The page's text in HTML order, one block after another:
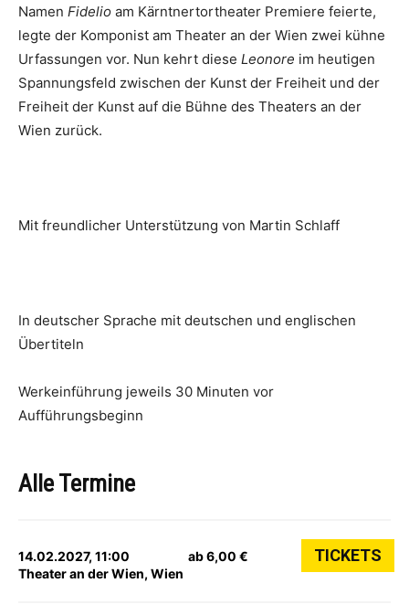
Namen Fidelio am Kärntnertortheater Premiere feierte,
legte der Komponist am Theater an der Wien zwei kühne
Urfassungen vor. Nun kehrt diese Leonore im heutigen
Spannungsfeld zwischen der Kunst der Freiheit und der
Freiheit der Kunst auf die Bühne des Theaters an der
Wien zurück.
Mit freundlicher Unterstützung von Martin Schlaff
In deutscher Sprache mit deutschen und englischen
Übertiteln
Werkeinführung jeweils 30 Minuten vor
Aufführungsbeginn
Alle Termine
14.02.2027, 11:00
Theater an der Wien, Wien
ab 6,00 € TICKETS